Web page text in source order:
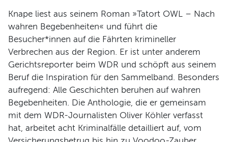
SERVICE
Informiert bleiben
Presse
Häufige Fragen
Barrierefreiheit
ARCHIV
Knape liest aus seinem Roman »Tatort OWL – Nach
wahren Begebenheiten« und führt die
Besucher*innen auf die Fährten krimineller
Verbrechen aus der Region. Er ist unter anderem
Gerichtsreporter beim WDR und schöpft aus seinem
Beruf die Inspiration für den Sammelband. Besonders
aufregend: Alle Geschichten beruhen auf wahren
Begebenheiten. Die Anthologie, die er gemeinsam
mit dem WDR-Journalisten Oliver Köhler verfasst
hat, arbeitet acht Kriminalfälle detailliert auf, vom